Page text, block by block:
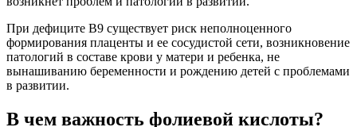
При дефиците В9 существует риск неполноценного
формирования плаценты и ее сосудистой сети, возникновение
патологий в составе крови у матери и ребенка, не
вынашиванию беременности и рождению детей с проблемами
в развитии.
В чем важность фолиевой кислоты?